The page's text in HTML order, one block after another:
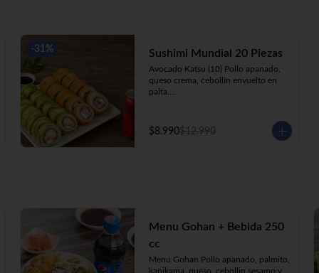
-31% Sushimi Mundial 20 Piezas
Avocado Katsu (10) Pollo apanado,
queso crema, cebollín envuelto en
palta.
+ Bebida 220cc
$8.990$12.990
Menu Gohan + Bebida 250
cc
Menu Gohan Pollo apanado, palmito,
kanikama, queso, cebollin sesamo y